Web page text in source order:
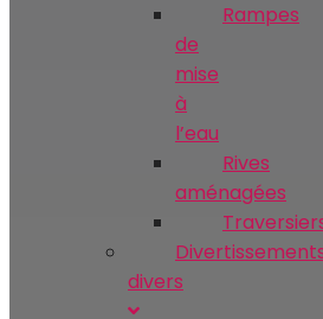
Rampes
de
mise
à
l’eau
Rives
aménagées
divers